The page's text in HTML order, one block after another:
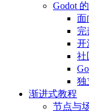
Godot
面
完
开
社
独
渐进式教程
节点与